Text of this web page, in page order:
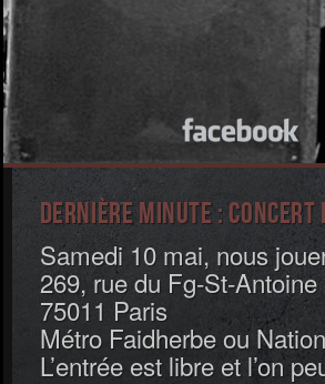
Dernière minute : concert
Samedi 10 mai, nous
269, rue du Fg-St-Antoine
75011 Paris
Métro Faidherbe ou
L’entrée est libre et l’on